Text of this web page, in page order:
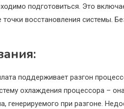
подготовиться. Это
восстановления системы.
поддерживает разгон
охлаждения процессора –
генерируемого при разгоне.